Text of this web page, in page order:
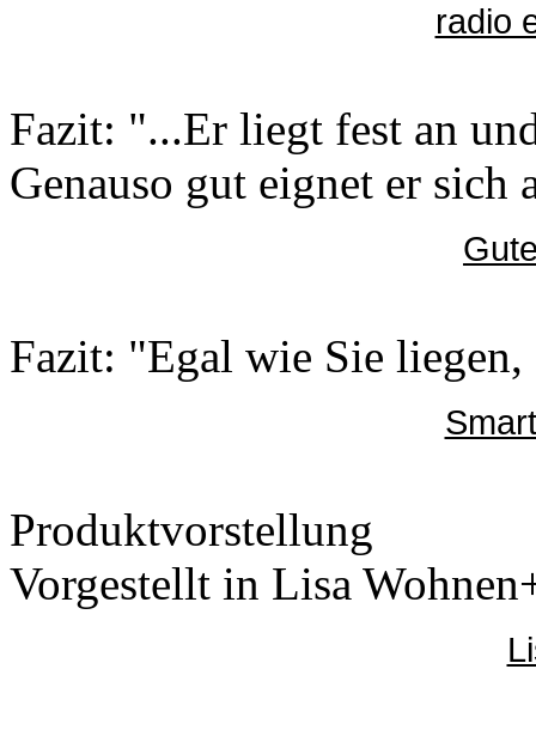
radio
Fazit: "...Er liegt fest an
Genauso gut eignet er sich
Fazit: "Egal wie Sie
Produktvorstellung
Vorgestellt in Lisa